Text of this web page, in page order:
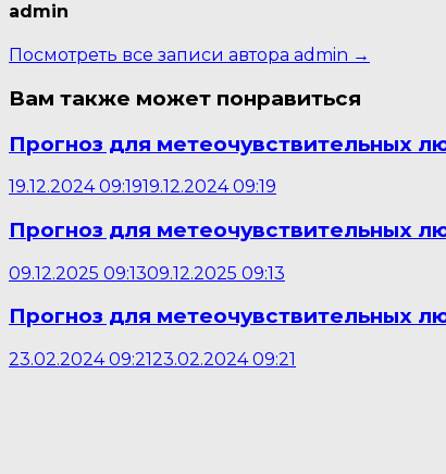
admin
Посмотреть все записи автора admin →
Вам также может понравиться
Прогноз для метеочувствительных
19.12.2024 09:1919.12.2024 09:19
Прогноз для метеочувствительных
09.12.2025 09:1309.12.2025 09:13
Прогноз для метеочувствительных
23.02.2024 09:2123.02.2024 09:21